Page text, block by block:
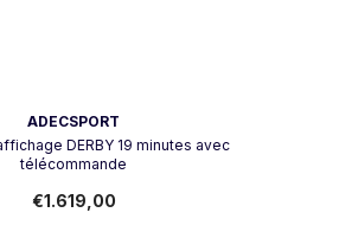
ADECSPORT
DERBY 19 minutes avec
télécommande
€1.619,00